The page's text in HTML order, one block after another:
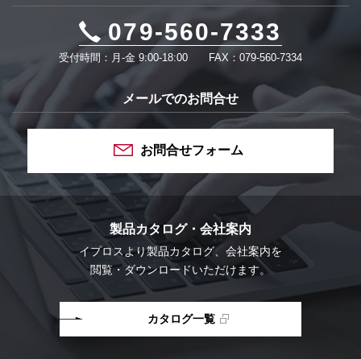
079-560-7333
受付時間：月-金 9:00-18:00 FAX：079-560-7334
メールでのお問合せ
お問合せフォーム
製品カタログ・会社案内
イプロスより製品カタログ、会社案内を
閲覧・ダウンロードいただけます。
カタログ一覧